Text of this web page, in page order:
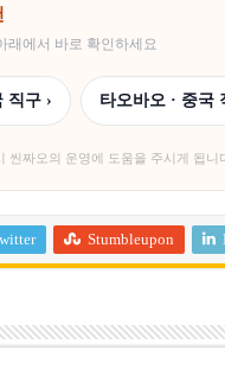
에서 바로 확인하세요
직구 › 타오바오 · 중국
씬짜오의 운영에 도움을 주시게 됩니
Stumbleupon